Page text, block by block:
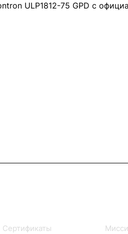
ULP1812-75 GPD с
Сертификаты